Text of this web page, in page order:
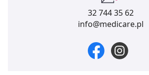
32 744 35 62
info@medicare.pl